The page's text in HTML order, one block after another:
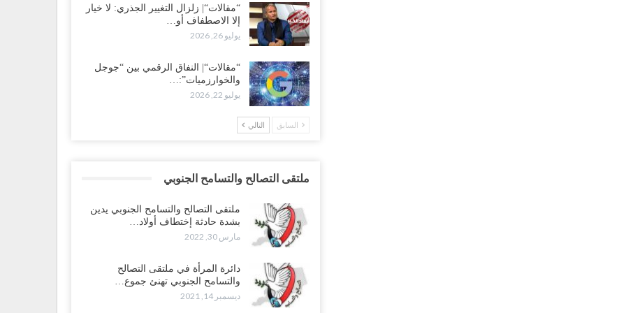
“مقالات“| زلزال التغيير الجذري: لا خيار
إلا الاصطفاف أو…
يوليو 26, 2026
“مقالات“| النفاق الرقمي بين “جوجل
والخوارزميات”:…
يوليو 22, 2026
السابق التالي
ملتقى التصالح والتسامح الجنوبي
ملتقى التصالح والتسامح الجنوبي يدين
بشدة حادثة إختطاف أولاد…
مارس 30, 2022
دائرة المرأة في ملتقى التصالح
والتسامح الجنوبي تهنئ جموع…
ديسمبر 14, 2021